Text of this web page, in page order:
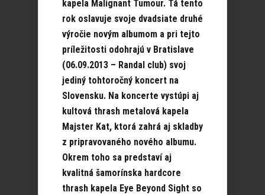
kapela Malignant Tumour. Tá tento
rok oslavuje svoje dvadsiate druhé
výročie novým albumom a pri tejto
príležitosti odohrajú v Bratislave
(06.09.2013 – Randal club) svoj
jediný tohtoročný koncert na
Slovensku. Na koncerte vystúpi aj
kultová thrash metalová kapela
Majster Kat, ktorá zahrá aj skladby
z pripravovaného nového albumu.
Okrem toho sa predstaví aj
kvalitná šamorínska hardcore
thrash kapela Eye Beyond Sight so